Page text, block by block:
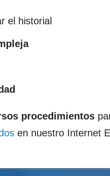
el historial
procedimientos
en nuestro Internet